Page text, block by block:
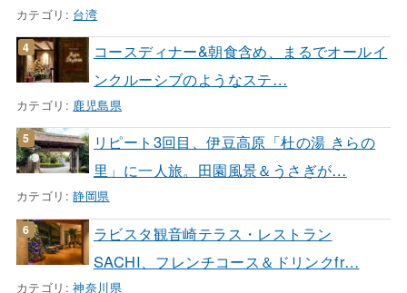
カテゴリ: 台湾
コースディナー&朝食含め、まるでオールイ
ンクルーシブのようなステ…
カテゴリ: 鹿児島県
リピート3回目、伊豆高原「杜の湯 きらの
里」に一人旅。田園風景＆うさぎが…
カテゴリ:静岡県
ラビスタ観音崎テラス・レストラン
SACHI、フレンチコース＆ドリンクfr…
カテゴリ:神奈川県